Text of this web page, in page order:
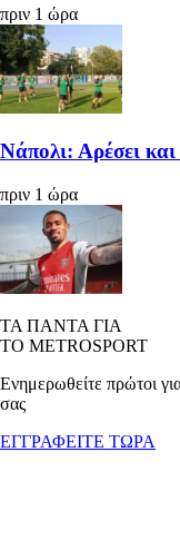
πριν 1 ώρα
Νάπολι: Αρέσει
πριν 1 ώρα
ΤΑ ΠΑΝΤΑ ΓΙΑ
ΤΟ METROSPORT
Ενημερωθείτε πρώτοι
σας
ΕΓΓΡΑΦΕΙΤΕ ΤΩΡΑ